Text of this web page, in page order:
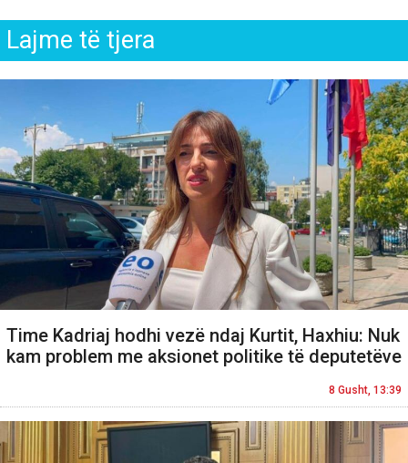
Lajme të tjera
Time Kadriaj hodhi vezë ndaj Kurtit, Haxhiu: Nuk
kam problem me aksionet politike të deputetëve
8 Gusht, 13:39